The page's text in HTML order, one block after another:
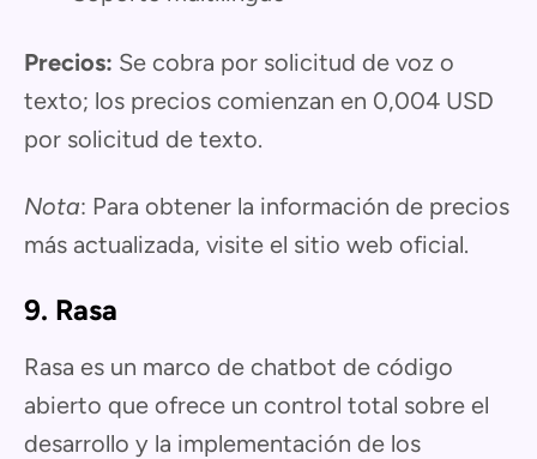
Precios: Se cobra por solicitud de voz o
texto; los precios comienzan en 0,004 USD
por solicitud de texto.
Nota: Para obtener la información de precios
más actualizada, visite el sitio web oficial.
9. Rasa
Rasa es un marco de chatbot de código
abierto que ofrece un control total sobre el
desarrollo y la implementación de los